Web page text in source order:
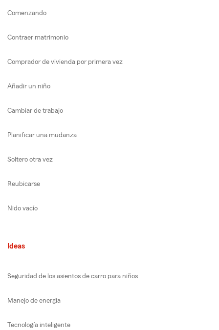
Comenzando
Contraer matrimonio
Comprador de vivienda por primera vez
Añadir un niño
Cambiar de trabajo
Planificar una mudanza
Soltero otra vez
Reubicarse
Nido vacío
Ideas
Seguridad de los asientos de carro para niños
Manejo de energía
Tecnología inteligente